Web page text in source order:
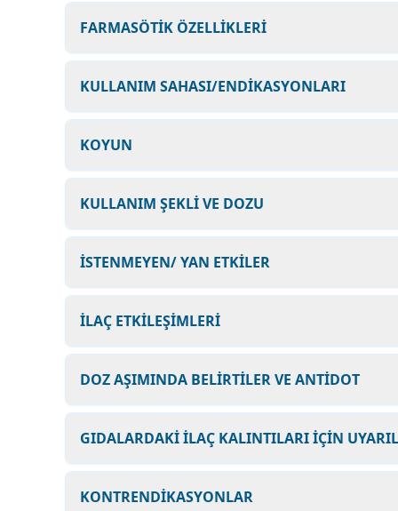
FARMASÖTİK ÖZELLİKLERİ
KULLANIM SAHASI/ENDİKASYONLARI
KOYUN
KULLANIM ŞEKLİ VE DOZU
İSTENMEYEN/ YAN ETKİLER
İLAÇ ETKİLEŞİMLERİ
DOZ AŞIMINDA BELİRTİLER VE ANTİDOT
GIDALARDAKİ İLAÇ KALINTILARI İÇİN
KONTRENDİKASYONLAR